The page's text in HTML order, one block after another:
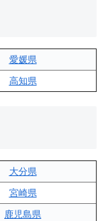
愛媛県
高知県
大分県
宮崎県
鹿児島県